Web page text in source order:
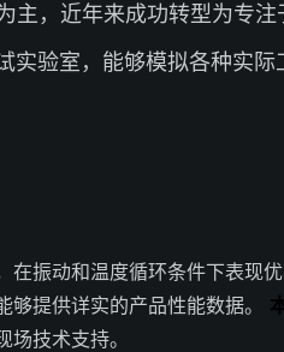
主，近年来成功转型为专注
实验室，能够模拟各种实际
在振动和温度循环条件下表现优
够提供详实的产品性能数据。
技术支持。